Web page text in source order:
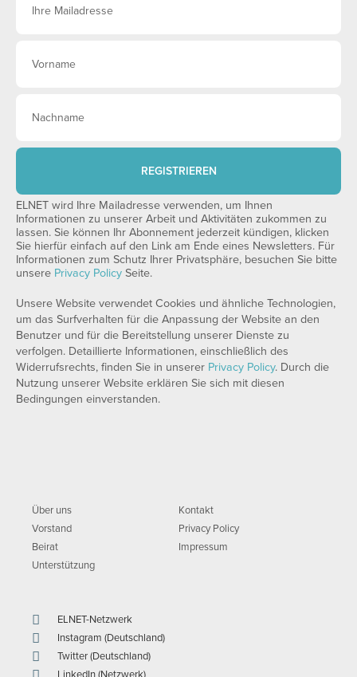
REGISTRIEREN
ELNET wird Ihre Mailadresse verwenden, um Ihnen
Informationen zu unserer Arbeit und Aktivitäten zukommen zu
lassen. Sie können Ihr Abonnement jederzeit kündigen, klicken
Sie hierfür einfach auf den Link am Ende eines Newsletters. Für
Informationen zum Schutz Ihrer Privatsphäre, besuchen Sie bitte
unsere Privacy Policy Seite.
Unsere Website verwendet Cookies und ähnliche Technologien,
um das Surfverhalten für die Anpassung der Website an den
Benutzer und für die Bereitstellung unserer Dienste zu
verfolgen. Detaillierte Informationen, einschließlich des
Widerrufsrechts, finden Sie in unserer Privacy Policy. Durch die
Nutzung unserer Website erklären Sie sich mit diesen
Bedingungen einverstanden.
Über uns
Vorstand
Beirat
Unterstützung
Kontakt
Privacy Policy
Impressum
ELNET-Netzwerk
Instagram (Deutschland)
Twitter (Deutschland)